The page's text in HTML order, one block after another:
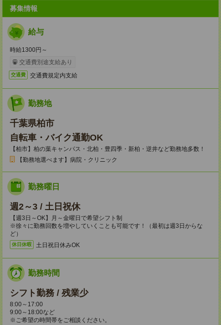
募集情報
給与
時給1300円～
交通費別途支給あり
交通費 交通費規定内支給
勤務地
千葉県柏市
自転車・バイク通勤OK
【柏市】柏の葉キャンパス・北柏・豊四季・新柏・逆井など勤務地多数！
【勤務地選べます】病院・クリニック
勤務曜日
週2～3 / 土日祝休
【週3日～OK】月～金曜日で希望シフト制
※徐々に勤務回数を増やしていくことも可能です！（最初は週3日からな
ど）
休日休暇 土日祝日休みOK
勤務時間
シフト勤務 / 残業少
8:00～17:00
9:00～18:00など
※ご希望の時間帯をご相談ください。